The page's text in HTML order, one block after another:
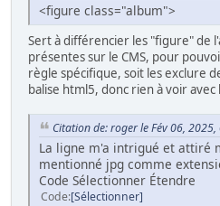
<figure class="album">
Sert à différencier les "figure" de
présentes sur le CMS, pour
règle spécifique, soit les exclure
balise html5, donc rien à voir
Citation de: roger le Fév 06, 2025,
La ligne m'a intrigué et attiré
mentionné jpg comme
Code Sélectionner Étendre
Code Sélectionner